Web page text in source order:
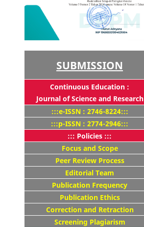
SUBMISSION
Continuous Education :
Journal of Science and Research
:::e-ISSN : 2746-8224:::
:::p-ISSN : 2774-2946:::
::: Policies :::
Focus and Scope
Peer Review Process
Editorial Team
Publication Frequency
Publication Ethics
Correction and Retraction
Screening Plagiarism